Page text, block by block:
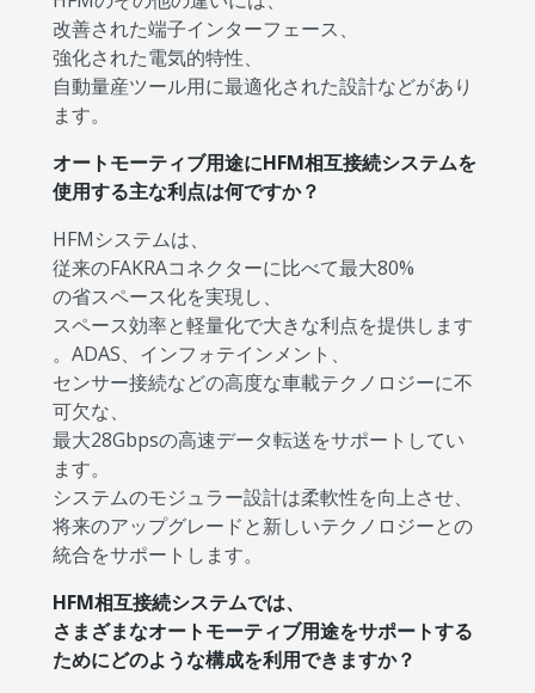
改善された端子インターフェース、
強化された電気的特性、
自動量産ツール用に最適化された設計などがあり
ます。
オートモーティブ用途にHFM相互接続システムを
使用する主な利点は何ですか？
HFMシステムは、
従来のFAKRAコネクターに比べて最大80%
の省スペース化を実現し、
スペース効率と軽量化で大きな利点を提供します
。ADAS、インフォテインメント、
センサー接続などの高度な車載テクノロジーに不
可欠な、
最大28Gbpsの高速データ転送をサポートしてい
ます。
システムのモジュラー設計は柔軟性を向上させ、
将来のアップグレードと新しいテクノロジーとの
統合をサポートします。
HFM相互接続システムでは、
さまざまなオートモーティブ用途をサポートする
ためにどのような構成を利用できますか？